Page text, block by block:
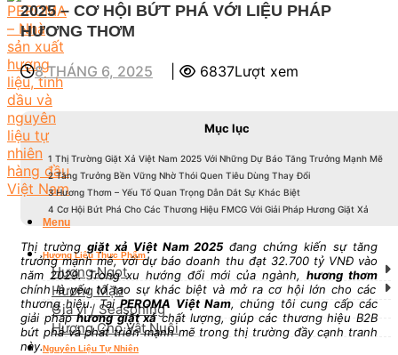
Menu
Hương Liệu Thực Phẩm
Hương Ngọt
Hương Mặn
Gia vị / Seasoning
Hương Cho Vật Nuôi
Nguyên Liệu Tự Nhiên
2025 – CƠ HỘI BỨT PHÁ VỚI LIỆU PHÁP
HƯƠNG THƠM
8 THÁNG 6, 2025 6837Lượt xem
Mục lục
1 Thị Trường Giặt Xả Việt Nam 2025 Với Những Dự Báo Tăng Trưởng Mạnh Mẽ
2Tăng Trưởng Bền Vững Nhờ Thói Quen Tiêu Dùng Thay Đổi
3Hương Thơm – Yếu Tố Quan Trọng Dẫn Dắt Sự Khác Biệt
4 Cơ Hội Bứt Phá Cho Các Thương Hiệu FMCG Với Giải Pháp Hương Giặt Xả
Thị trường giặt xả Việt Nam 2025 đang chứng kiến sự tăng
trưởng mạnh mẽ, với dự báo doanh thu đạt 32.700 tỷ VNĐ vào
năm 2029. Trong xu hướng đổi mới của ngành, hương thơm
chính là yếu tố tạo sự khác biệt và mở ra cơ hội lớn cho các
thương hiệu. TạiPEROMA Việt Nam, chúng tôi cung cấp các
giải pháphương giặt xảchất lượng, giúp các thương hiệu B2B
bứt phá và phát triển mạnh mẽ trong thị trường đầy cạnh tranh
này.